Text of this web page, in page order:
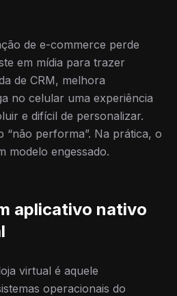
de e-commerce perde
em mídia para trazer
de CRM, melhora
no celular uma experiência
e difícil de personalizar.
“não performa”. Na prática, o
modelo engessado.
aplicativo nativo
virtual é aquele
operacionais do